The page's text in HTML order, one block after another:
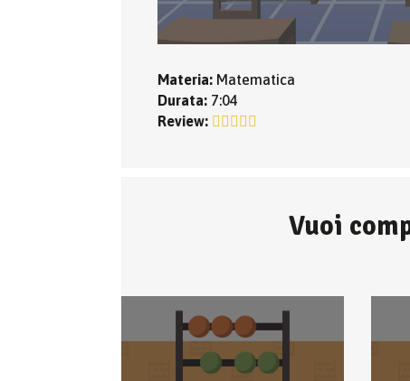
Materia: Matematica
Durata: 7:04
Review:
Vuoi